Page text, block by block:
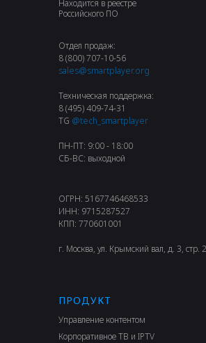
Находится в реестре
Российского ПО
ОГРН: 5167746468533
ИНН: 9715287527
КПП: 770601001
г. Москва, ул. Крымский вал, д. 3, стр.
Отдел продаж:
8 (800) 707-10-56
sales@smartplayer.org
Техническая поддержка:
8 (495) 409-74-31
TG @tech_smartplayer
ПН-ПТ: 9:00 - 18:00
СБ-ВС: выходной
ПРОДУКТ
Управление контентом
Корпоративное ТВ и IPTV